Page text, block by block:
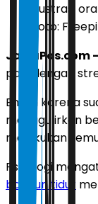
ilustrasi
foto:
JawaPos.com
pagi dengan
Entah karena
menggulirkan
melakukan
Psikologi
bangun tidur